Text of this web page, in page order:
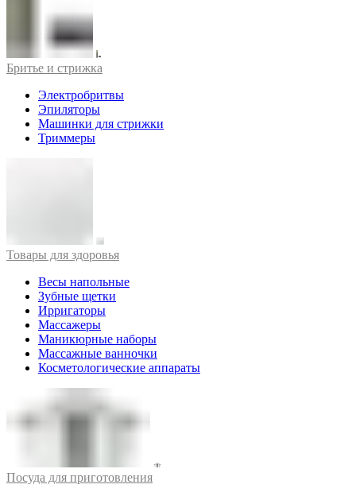
Бритье и стрижка
Электробритвы
Эпиляторы
Машинки для стрижки
Триммеры
Товары для здоровья
Весы напольные
Зубные щетки
Ирригаторы
Массажеры
Маникюрные наборы
Массажные ванночки
Косметологические аппараты
Посуда для приготовления